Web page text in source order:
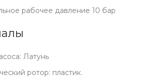
рабочее давление 10 бар
Латунь
ротор: пластик.